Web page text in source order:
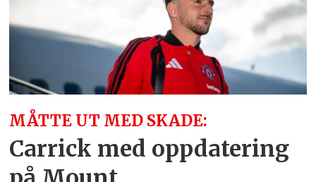
MÅTTE UT MED SKADE:
Carrick med oppdatering